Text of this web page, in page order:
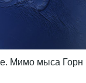
Мимо мыса Горн